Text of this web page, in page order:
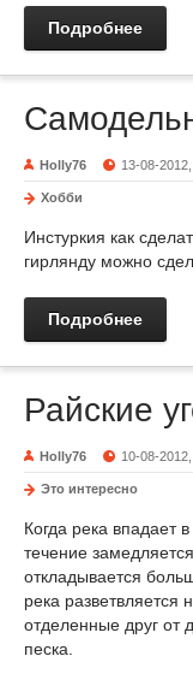
Подробнее
Holly76 13-08-
Хобби
Инстуркия как
гирлянду можно
Подробнее
Райские
Holly76 10-08-
Это интересно
Когда река впадает
течение
откладывается
река разветвляется
отделенные друг от
песка.